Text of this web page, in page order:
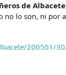
de Albacete
no lo son, ni por
200501/